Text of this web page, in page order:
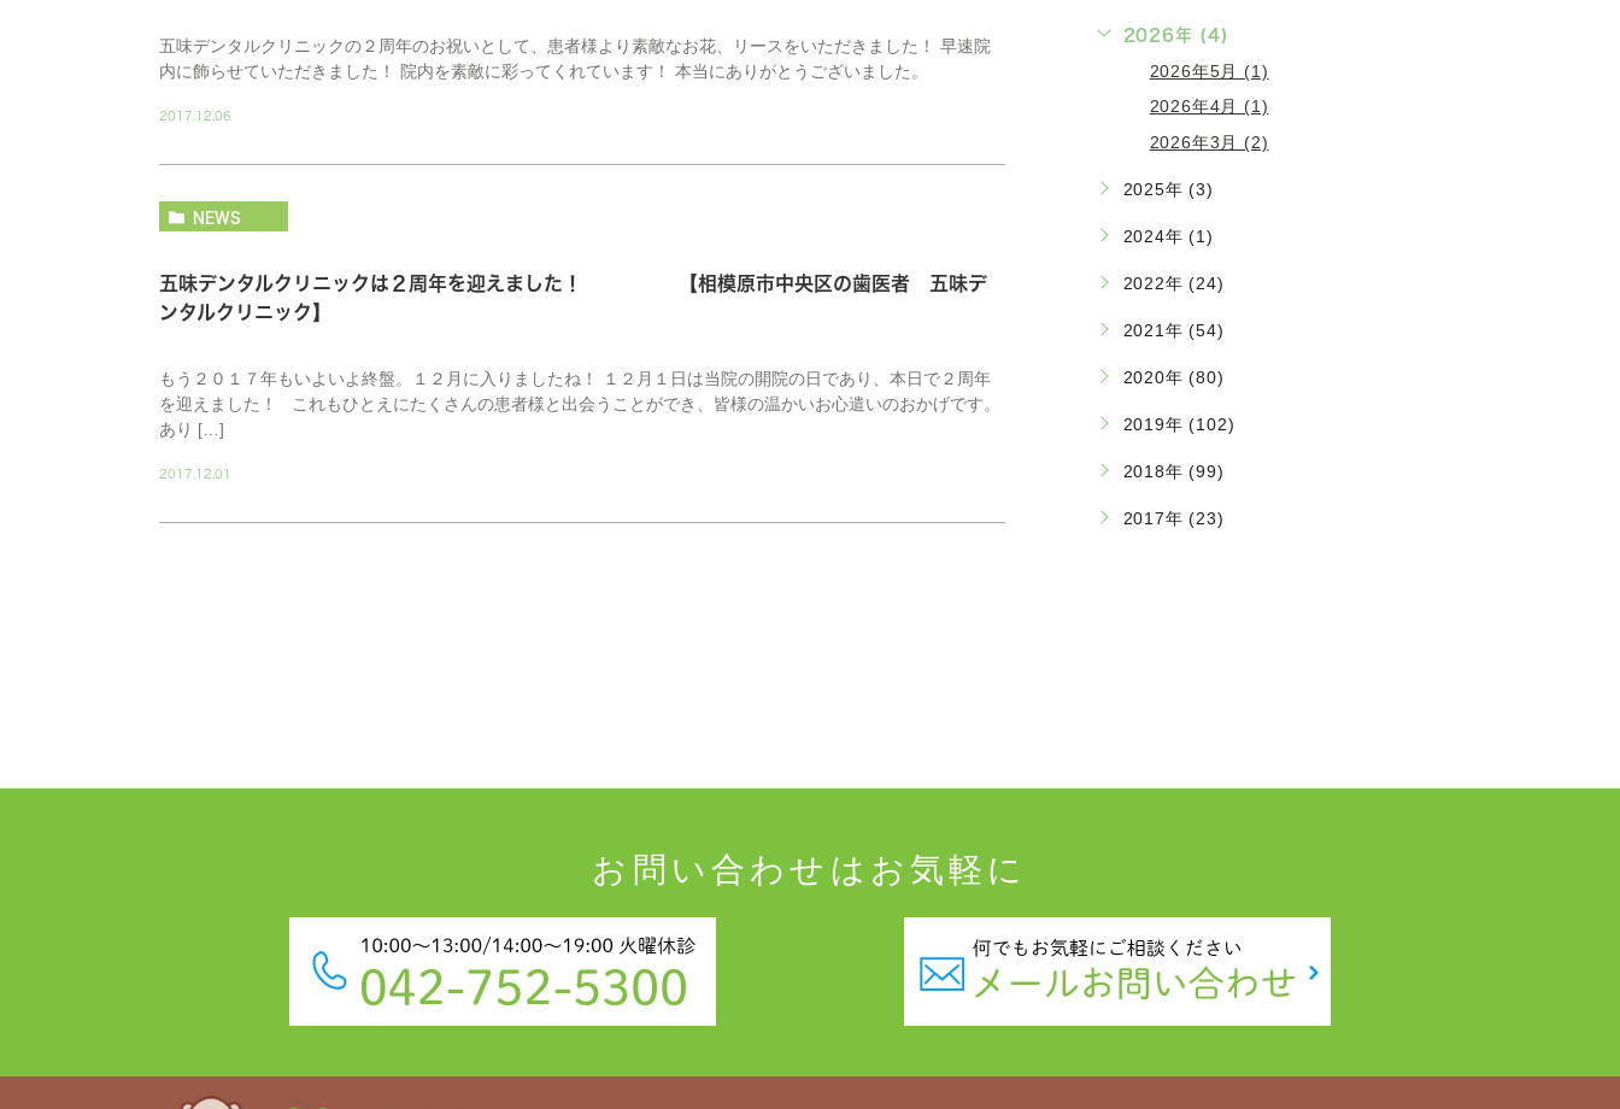
五味デンタルクリニックの２周年のお祝いとして、患者様より素敵なお花、リースをいただきました！ 早速院
内に飾らせていただきました！ 院内を素敵に彩ってくれています！ 本当にありがとうございました。
2017.12.06
NEWS
五味デンタルクリニックは２周年を迎えました！ 【相模原市中央区の歯医者 五味デ
ンタルクリニック】
もう２０１７年もいよいよ終盤。１２月に入りましたね！ １２月１日は当院の開院の日であり、本日で２周年
を迎えました！ これもひとえにたくさんの患者様と出会うことができ、皆様の温かいお心遣いのおかげです。
あり […]
2017.12.01
2026年 (4)
2026年5月 (1)
2026年4月 (1)
2026年3月 (2)
2025年 (3)
2024年 (1)
2022年 (24)
2021年 (54)
2020年 (80)
2019年 (102)
2018年 (99)
2017年 (23)
お問い合わせはお気軽に